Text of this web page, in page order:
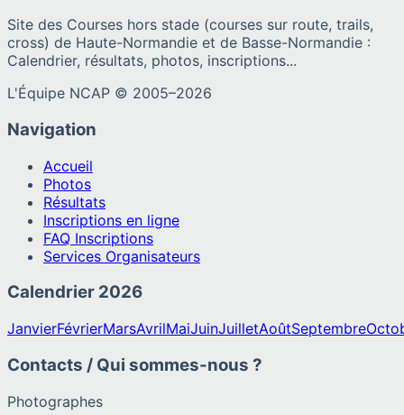
Site des Courses hors stade (courses sur route, trails,
cross) de Haute-Normandie et de Basse-Normandie :
Calendrier, résultats, photos, inscriptions...
L'Équipe NCAP © 2005–2026
Navigation
Accueil
Photos
Résultats
Inscriptions en ligne
FAQ Inscriptions
Services Organisateurs
Calendrier 2026
JanvierFévrierMarsAvrilMaiJuinJuilletAoûtSeptembre
Contacts / Qui sommes-nous ?
Photographes